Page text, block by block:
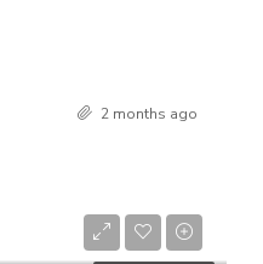
2 months ago